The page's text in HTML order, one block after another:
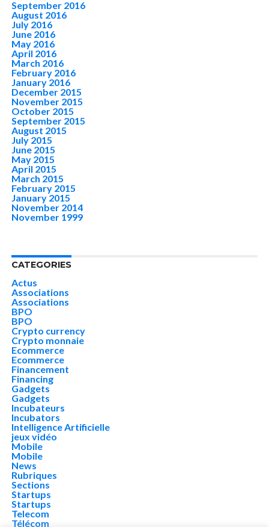
September 2016
August 2016
July 2016
June 2016
May 2016
April 2016
March 2016
February 2016
January 2016
December 2015
November 2015
October 2015
September 2015
August 2015
July 2015
June 2015
May 2015
April 2015
March 2015
February 2015
January 2015
November 2014
November 1999
CATEGORIES
Actus
Associations
Associations
BPO
BPO
Crypto currency
Crypto monnaie
Ecommerce
Ecommerce
Financement
Financing
Gadgets
Gadgets
Incubateurs
Incubators
Intelligence Artificielle
jeux vidéo
Mobile
Mobile
News
Rubriques
Sections
Startups
Startups
Telecom
Télécom